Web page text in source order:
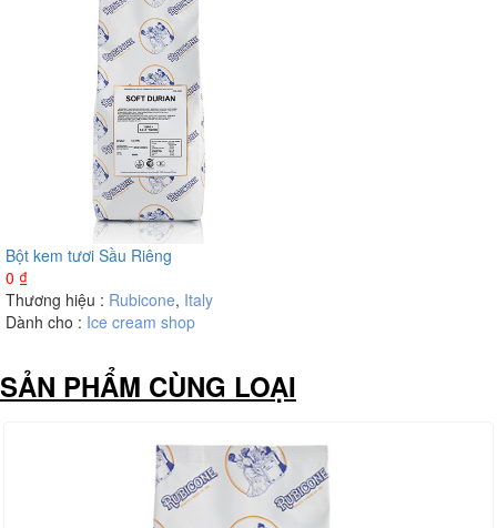
Bột kem tươi Sầu Riêng
0 ₫
Thương hiệu : Rubicone, Italy
Dành cho : Ice cream shop
SẢN PHẨM CÙNG LOẠI